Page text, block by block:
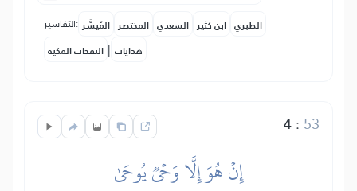
التفاسير: المُيسَّر المختصر السعدي ابن كثير الطبري
النفحات المكية | هدايات
4: 53
إِنۡ هُوَ إِلَّا وَحۡيٞ يُوحَىٰ